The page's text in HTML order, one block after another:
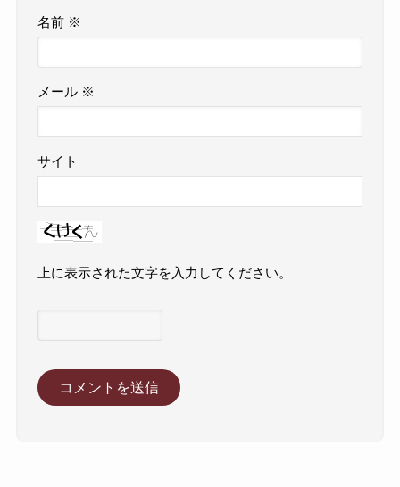
名前 ※
メール ※
サイト
上に表示された文字を入力してください。